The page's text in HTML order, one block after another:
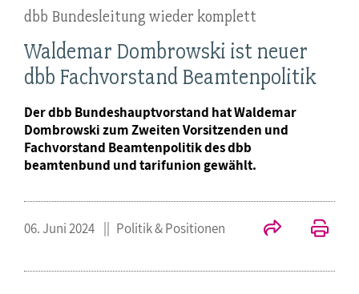
dbb Bundesleitung wieder komplett
Waldemar Dombrowski ist neuer
dbb Fachvorstand Beamtenpolitik
Der dbb Bundeshauptvorstand hat Waldemar
Dombrowski zum Zweiten Vorsitzenden und
Fachvorstand Beamtenpolitik des dbb
beamtenbund und tarifunion gewählt.
06. Juni 2024 Politik & Positionen